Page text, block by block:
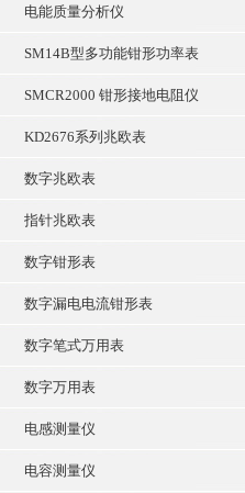
电能质量分析仪
SM14B型多功能钳形功率表
SMCR2000 钳形接地电阻仪
KD2676系列兆欧表
数字兆欧表
指针兆欧表
数字钳形表
数字漏电电流钳形表
数字笔式万用表
数字万用表
电感测量仪
电容测量仪